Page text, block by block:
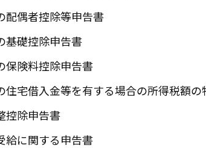
配偶者控除等申告書
基礎控除申告書
保険料控除申告書
住宅借入金等を有する場合の所得税額の
控除申告書
給に関する申告書